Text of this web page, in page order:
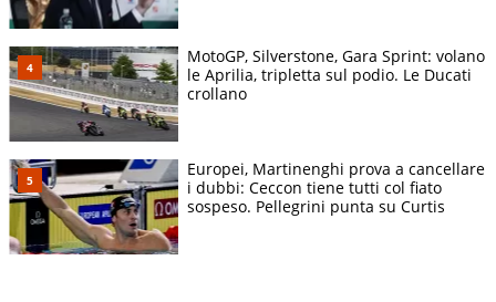
MotoGP, Silverstone, Gara Sprint: volano
le Aprilia, tripletta sul podio. Le Ducati
crollano
Europei, Martinenghi prova a cancellare
i dubbi: Ceccon tiene tutti col fiato
sospeso. Pellegrini punta su Curtis